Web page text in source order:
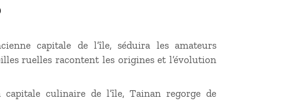
capitale de l’île, séduira les amateurs
ruelles racontent les origines et l’évolution
capitale culinaire de l’île, Tainan regorge de